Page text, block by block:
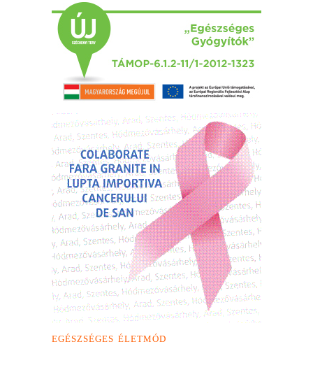
EGÉSZSÉGES ÉLETMÓD